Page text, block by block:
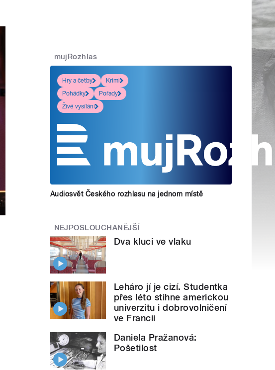
mujRozhlas
Hry a četby
Krimi
Pohádky
Pořady
Živé vysílání
Audiosvět Českého rozhlasu na jednom místě
NEJPOSLOUCHANĚJŠÍ
Dva kluci ve vlaku
Leháro jí je cizí. Studentka
přes léto stihne americkou
univerzitu i dobrovolničení
ve Francii
Daniela Pražanová:
Pošetilost